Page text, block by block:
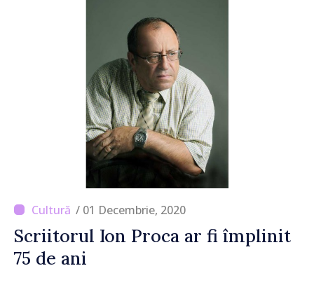
/ 01 Decembrie, 2020
Scriitorul Ion Proca ar fi împlinit
75 de ani